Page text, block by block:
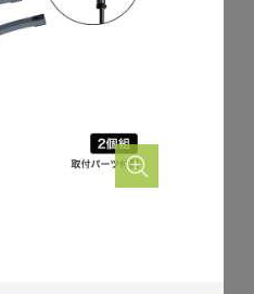
FAQ
よくお寄せいただくご質問
土日祝休み）